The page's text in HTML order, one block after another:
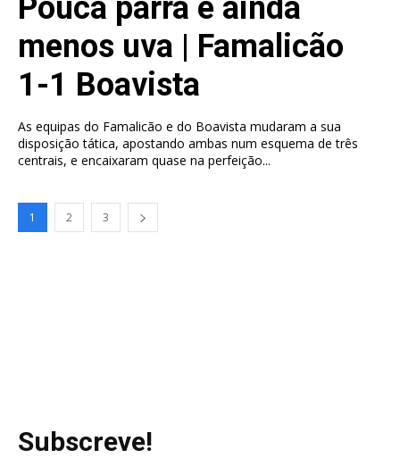
Pouca parra e ainda
menos uva | Famalicão
1-1 Boavista
As equipas do Famalicão e do Boavista mudaram a sua
disposição tática, apostando ambas num esquema de três
centrais, e encaixaram quase na perfeição...
1 2 3
Subscreve!